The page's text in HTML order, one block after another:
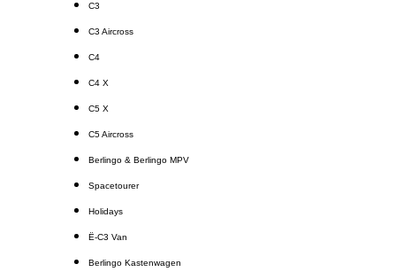
C3
C3 Aircross
C4
C4 X
C5 X
C5 Aircross
Berlingo & Berlingo MPV
Spacetourer
Holidays
Ë-C3 Van
Berlingo Kastenwagen